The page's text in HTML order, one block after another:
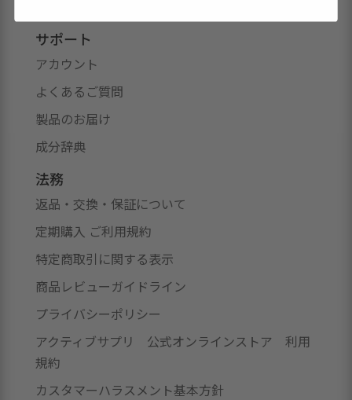
サポート
アカウント
よくあるご質問
製品のお届け
成分辞典
法務
返品・交換・保証について
定期購入 ご利用規約
特定商取引に関する表示
商品レビューガイドライン
プライバシーポリシー
アクティブサプリ 公式オンラインストア 利用
規約
カスタマーハラスメント基本方針